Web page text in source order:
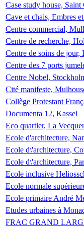
Case study house, Saint
Cave et chais, Embres
Centre commercial,
Centre de recherche,
Centre de soins de jour,
Centre des 7 ports
Centre Nobel,
Cité manifeste,
Collège Protestant
Documenta 12, Kassel
Eco quartier, La
Ecole d'architecture,
Ecole d\'architecture,
Ecole d\'architecture,
Ecole inclusive
Ecole normale
Ecole primaire André
Etudes urbaines à
FRAC GRAND